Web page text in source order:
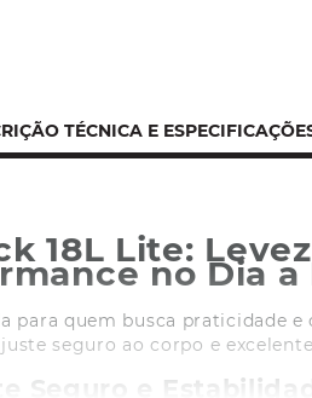
TÉCNICA E
18L Lite:
no Dia a
para quem busca praticidade
seguro ao corpo e
Seguro e